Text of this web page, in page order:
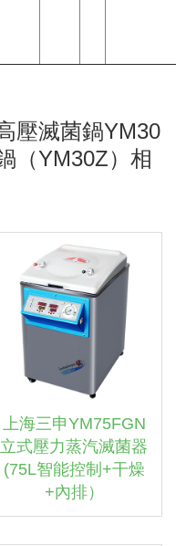
壓滅菌鍋YM30
（YM30Z）相
上海三申YM75FGN
立式壓力蒸汽滅菌器
(75L智能控制+干燥
+內排）